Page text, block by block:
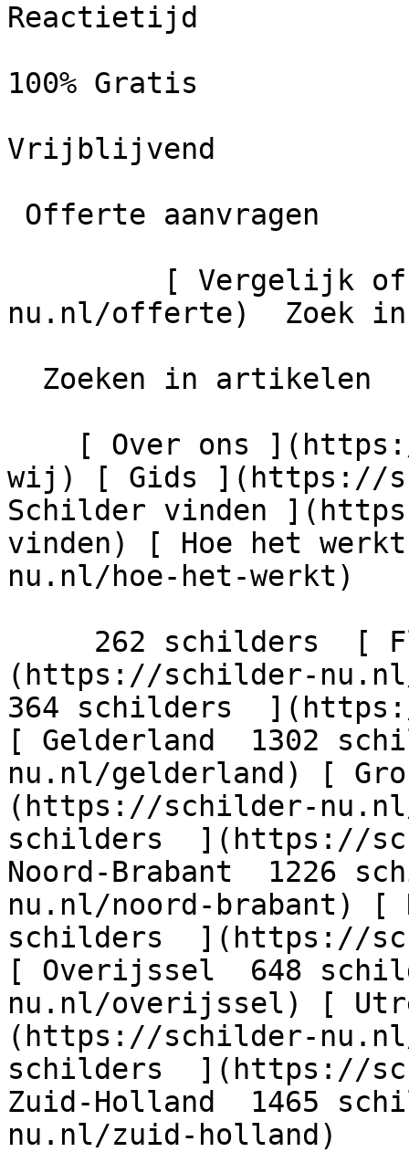
Reactietijd
100% Gratis
Vrijblijvend
nu.nl/offerte)  Zoek
wij) [ Gids ](https://
Schilder vinden
vinden) [ Hoe het
nu.nl/hoe-het-werkt)
(https://schilder-
364 schilders
[ Gelderland  1302
nu.nl/gelderland) [
(https://schilder-
schilders  ](https://
Noord-Brabant  1226
nu.nl/noord-brabant) [
schilders  ](https://
[ Overijssel  648
nu.nl/overijssel) [
(https://schilder-
schilders  ](https://
Zuid-Holland  1465
nu.nl/zuid-holland)